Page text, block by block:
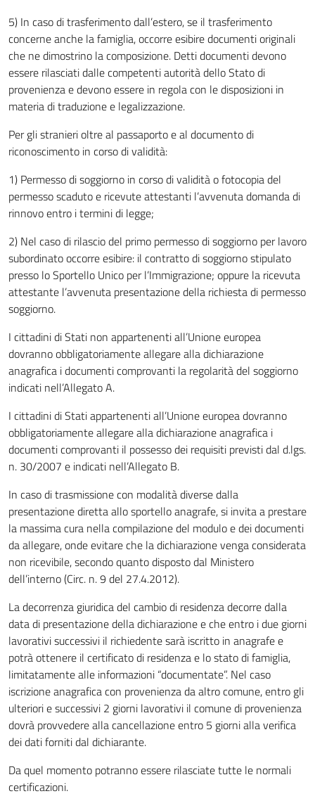
5) In caso di trasferimento dall’estero, se il trasferimento
concerne anche la famiglia, occorre esibire documenti originali
che ne dimostrino la composizione. Detti documenti devono
essere rilasciati dalle competenti autorità dello Stato di
provenienza e devono essere in regola con le disposizioni in
materia di traduzione e legalizzazione.
Per gli stranieri oltre al passaporto e al documento di
riconoscimento in corso di validità:
1) Permesso di soggiorno in corso di validità o fotocopia del
permesso scaduto e ricevute attestanti l’avvenuta domanda di
rinnovo entro i termini di legge;
2) Nel caso di rilascio del primo permesso di soggiorno per lavoro
subordinato occorre esibire: il contratto di soggiorno stipulato
presso lo Sportello Unico per l’Immigrazione; oppure la ricevuta
attestante l’avvenuta presentazione della richiesta di permesso
soggiorno.
I cittadini di Stati non appartenenti all’Unione europea
dovranno obbligatoriamente allegare alla dichiarazione
anagrafica i documenti comprovanti la regolarità del soggiorno
indicati nell’Allegato A.
I cittadini di Stati appartenenti all’Unione europea dovranno
obbligatoriamente allegare alla dichiarazione anagrafica i
documenti comprovanti il possesso dei requisiti previsti dal d.lgs.
n. 30/2007 e indicati nell’Allegato B.
In caso di trasmissione con modalità diverse dalla
presentazione diretta allo sportello anagrafe, si invita a prestare
la massima cura nella compilazione del modulo e dei documenti
da allegare, onde evitare che la dichiarazione venga considerata
non ricevibile, secondo quanto disposto dal Ministero
dell’interno (Circ. n. 9 del 27.4.2012).
La decorrenza giuridica del cambio di residenza decorre dalla
data di presentazione della dichiarazione e che entro i due giorni
lavorativi successivi il richiedente sarà iscritto in anagrafe e
potrà ottenere il certificato di residenza e lo stato di famiglia,
limitatamente alle informazioni “documentate”. Nel caso
iscrizione anagrafica con provenienza da altro comune, entro gli
ulteriori e successivi 2 giorni lavorativi il comune di provenienza
dovrà provvedere alla cancellazione entro 5 giorni alla verifica
dei dati forniti dal dichiarante.
Da quel momento potranno essere rilasciate tutte le normali
certificazioni.